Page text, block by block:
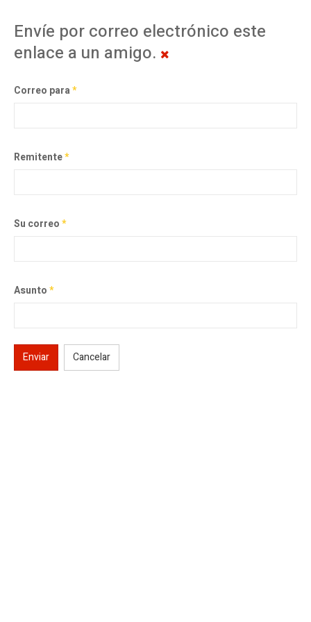
Envíe por correo electrónico este
enlace a un amigo.
Correo para*
Remitente*
Su correo*
Asunto*
Enviar Cancelar